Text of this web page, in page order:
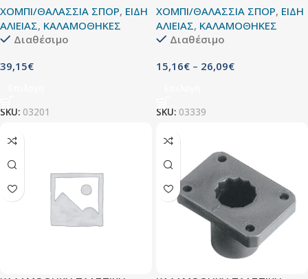
ΧΟΜΠΙ/ΘΑΛΑΣΣΙΑ ΣΠΟΡ, ΕΙΔΗ
ΑΛΙΕΙΑΣ, ΚΑΛΑΜΟΘΗΚΕΣ
Διαθέσιμο
39,15€
SKU: 03201
ΧΟΜΠΙ/ΘΑΛΑΣΣΙΑ ΣΠΟΡ, ΕΙΔΗ
ΑΛΙΕΙΑΣ, ΚΑΛΑΜΟΘΗΚΕΣ
Διαθέσιμο
15,16€ – 26,09€
SKU: 03339